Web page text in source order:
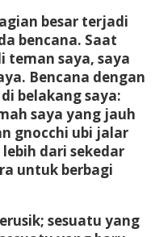
besar terjadi
bencana. Saat
teman saya, saya
Bencana dengan
belakang saya:
saya yang jauh
gnocchi ubi jalar
dari sekedar
untuk berbagi
sesuatu yang